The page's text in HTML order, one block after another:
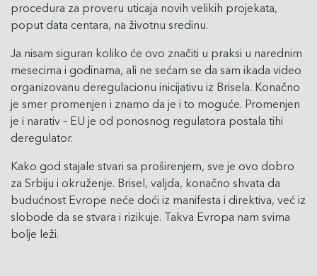
procedura za proveru uticaja novih velikih projekata,
poput data centara, na životnu sredinu.
Ja nisam siguran koliko će ovo značiti u praksi u narednim
mesecima i godinama, ali ne sećam se da sam ikada video
organizovanu deregulacionu inicijativu iz Brisela. Konačno
je smer promenjen i znamo da je i to moguće. Promenjen
je i narativ – EU je od ponosnog regulatora postala tihi
deregulator.
Kako god stajale stvari sa proširenjem, sve je ovo dobro
za Srbiju i okruženje. Brisel, valjda, konačno shvata da
budućnost Evrope neće doći iz manifesta i direktiva, već iz
slobode da se stvara i rizikuje. Takva Evropa nam svima
bolje leži.